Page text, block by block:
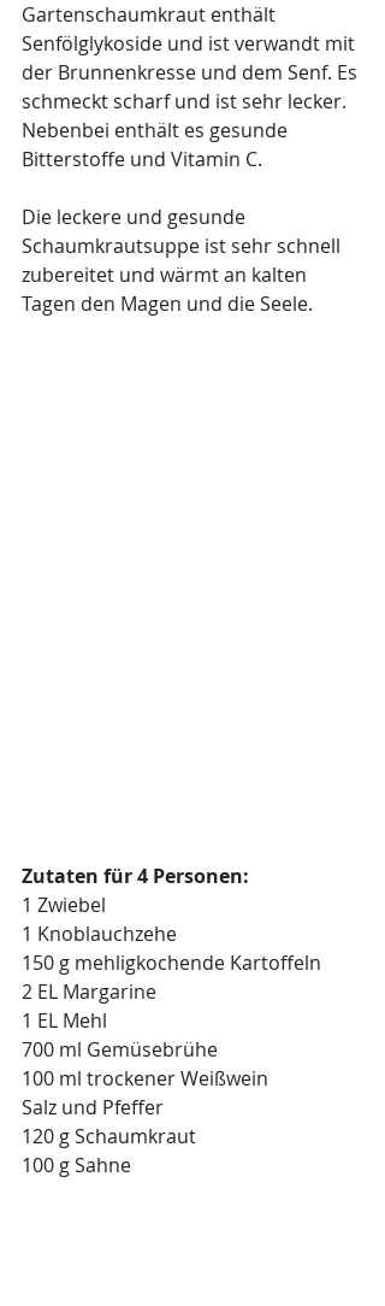
Gartenschaumkraut enthält
Senfölglykoside und ist verwandt mit
der Brunnenkresse und dem Senf. Es
schmeckt scharf und ist sehr lecker.
Nebenbei enthält es gesunde
Bitterstoffe und Vitamin C.
Die leckere und gesunde
Schaumkrautsuppe ist sehr schnell
zubereitet und wärmt an kalten
Tagen den Magen und die Seele.
Zutaten für 4 Personen:
1 Zwiebel
1 Knoblauchzehe
150 g mehligkochende Kartoffeln
2 EL Margarine
1 EL Mehl
700 ml Gemüsebrühe
100 ml trockener Weißwein
Salz und Pfeffer
120 g Schaumkraut
100 g Sahne